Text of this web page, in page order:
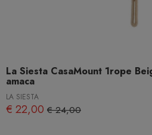
La Siesta CasaMount 1rope
amaca
LA SIESTA
€ 22,00 € 24,00